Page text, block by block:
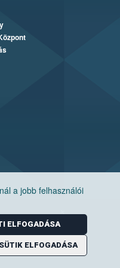
a jobb felhasználói
ELFOGADÁSA
ELFOGADÁSA